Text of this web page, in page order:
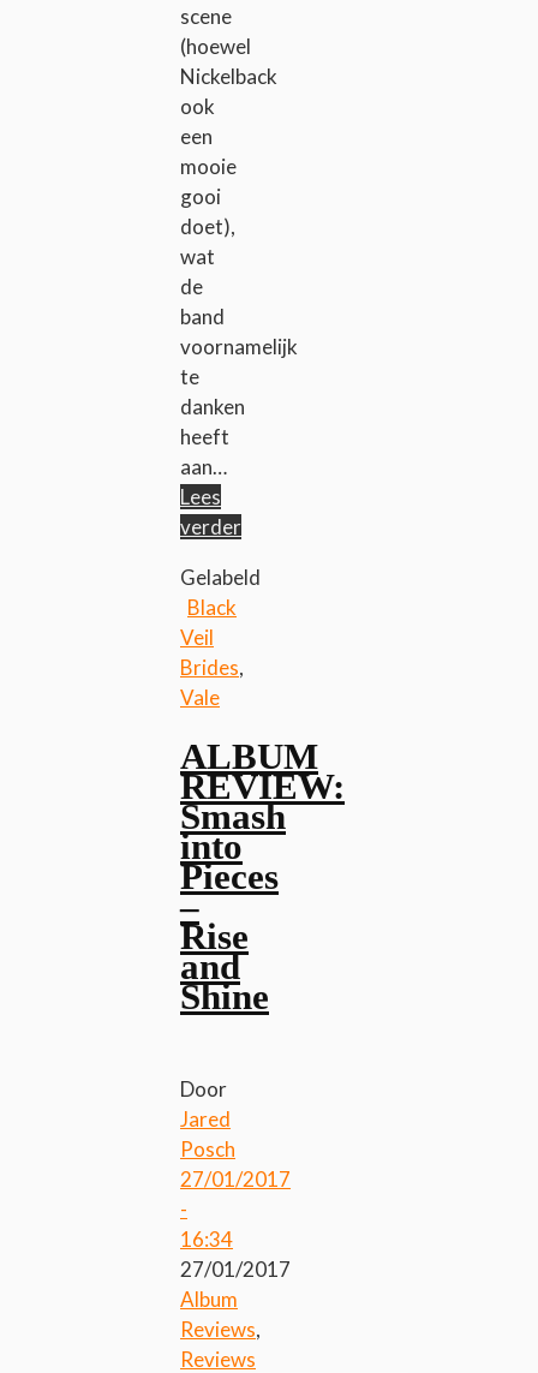
scene
(hoewel
Nickelback
ook
een
mooie
gooi
doet),
wat
de
band
voornamelijk
te
danken
heeft
aan…
Lees
verder
Gelabeld
Black
Veil
Brides,
Vale
ALBUM
REVIEW:
Smash
into
Pieces
–
Rise
and
Shine
Door
Jared
Posch
27/01/2017
-
16:34
27/01/2017
Album
Reviews,
Reviews